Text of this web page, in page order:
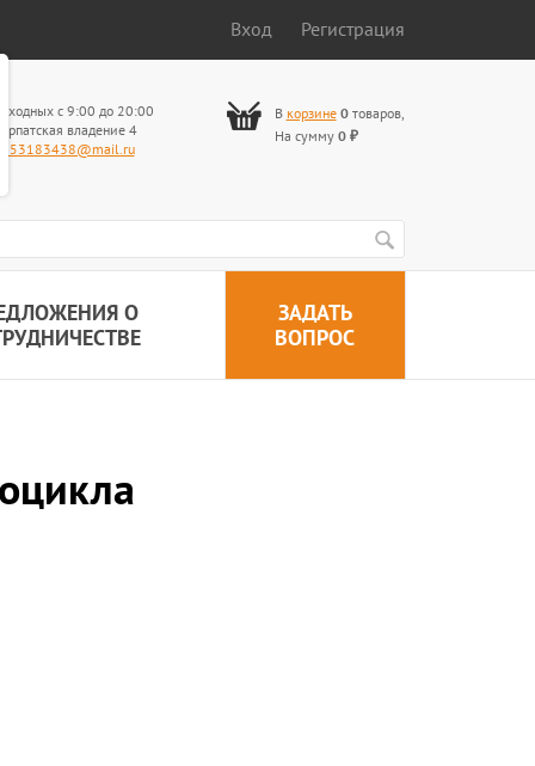
Вход Регистрация
с 9:00 до 20:00
владение 4
В корзине 0товаров,
На сумму 0 ₽
О
ЗАДАТЬ
ВОПРОС